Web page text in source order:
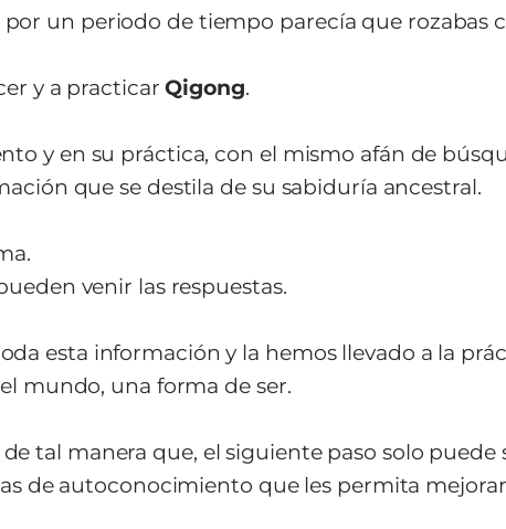
un periodo de tiempo parecía que rozabas
y a practicarQigong.
y en su práctica, con el mismo afán de
que se destila de su sabiduría ancestral.
venir las respuestas.
esta información y la hemos llevado a la
mundo, una forma de ser.
tal manera que, el siguiente paso solo
de autoconocimiento que les permita